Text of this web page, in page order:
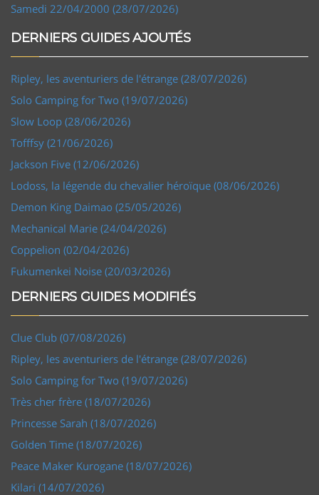
Samedi 22/04/2000 (28/07/2026)
DERNIERS GUIDES AJOUTÉS
Ripley, les aventuriers de l'étrange (28/07/2026)
Solo Camping for Two (19/07/2026)
Slow Loop (28/06/2026)
Tofffsy (21/06/2026)
Jackson Five (12/06/2026)
Lodoss, la légende du chevalier héroïque (08/06/2026)
Demon King Daimao (25/05/2026)
Mechanical Marie (24/04/2026)
Coppelion (02/04/2026)
Fukumenkei Noise (20/03/2026)
DERNIERS GUIDES MODIFIÉS
Clue Club (07/08/2026)
Ripley, les aventuriers de l'étrange (28/07/2026)
Solo Camping for Two (19/07/2026)
Très cher frère (18/07/2026)
Princesse Sarah (18/07/2026)
Golden Time (18/07/2026)
Peace Maker Kurogane (18/07/2026)
Kilari (14/07/2026)